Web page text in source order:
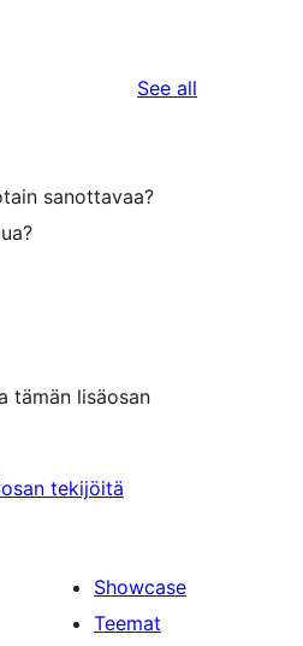
See all
sanottavaa?
tämän lisäosan
tekijöitä
Showcase
Teemat